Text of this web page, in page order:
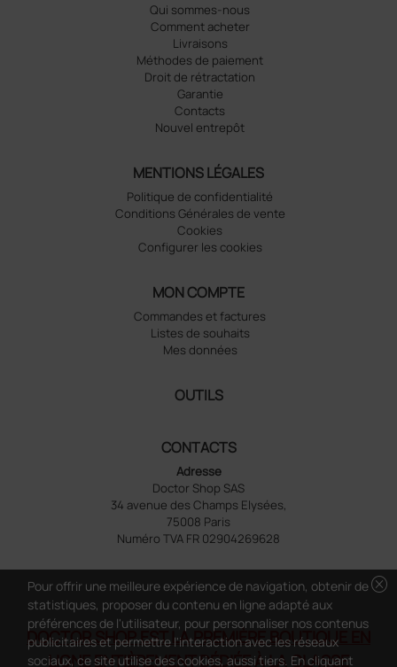
Qui sommes-nous
Comment acheter
Livraisons
Méthodes de paiement
Droit de rétractation
Garantie
Contacts
Nouvel entrepôt
MENTIONS LÉGALES
Politique de confidentialité
Conditions Générales de vente
Cookies
Configurer les cookies
MON COMPTE
Commandes et factures
Listes de souhaits
Mes données
OUTILS
CONTACTS
Adresse
Doctor Shop SAS
34 avenue des Champs Elysées,
75008 Paris
Numéro TVA FR 02904269628
DOCTOR SHOP EST LA PREMIÈRE BOUTIQUE EN
LIGNE ENTIÈREMENT DÉDIÉE À LA CLASSE
cancel
Pour offrir une meilleure expérience de navigation, obtenir de
statistiques, proposer du contenu en ligne adapté aux
préférences de l'utilisateur, pour personnaliser nos contenus
publicitaires et permettre l'interaction avec les réseaux
sociaux, ce site utilise des cookies, aussi tiers. En cliquant